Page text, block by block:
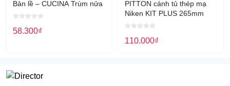
Bản lề – CUCINA Trùm nửa
58.300₫
PITTON cánh tủ thép mạ
Niken KIT PLUS 265mm
110.000₫